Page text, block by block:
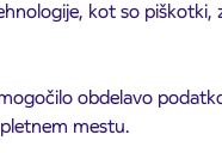
kot so piškotki,
obdelavo
mestu.